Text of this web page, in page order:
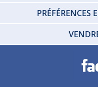
PRÉFÉRENCES